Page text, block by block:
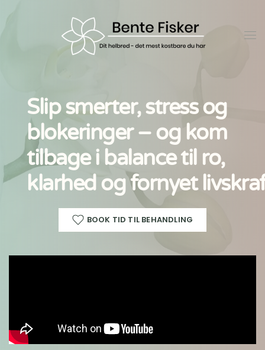
Gå til hovedindhold
Slip smerter, stress og
blokeringer – og kom
tilbage i balance til ro,
klarhed og fornyet
BOOK TID TIL BEHANDLING